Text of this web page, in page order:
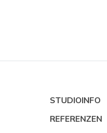
STUDIOINFO
REFERENZEN